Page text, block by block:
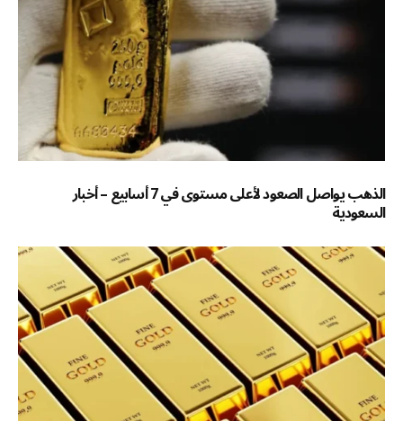
الذهب يواصل الصعود لأعلى مستوى في 7 أسابيع – أخبار
السعودية